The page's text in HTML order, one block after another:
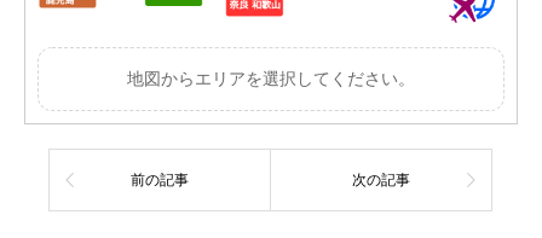
地図からエリアを選択してください。
前の記事 次の記事